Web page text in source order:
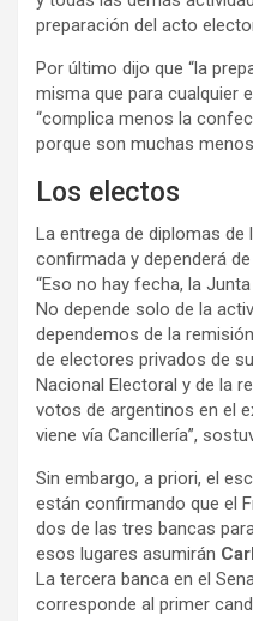
preparación del acto
Por último dijo que “la
misma que para cualquier
“complica menos la
porque son muchas
Los electos
La entrega de diplomas
confirmada y dependerá
“Eso no hay fecha, la
No depende solo de la
dependemos de la
de electores privados de
Nacional Electoral y de la
votos de argentinos en el
viene vía Cancillería”,
Sin embargo, a priori, el
están confirmando que el
dos de las tres bancas
esos lugares asumirán
La tercera banca en el
corresponde al primer